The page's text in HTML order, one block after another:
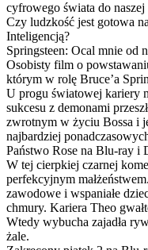
cyfrowego świata do
Czy ludzkość jest gotowa
Inteligencją?
Springsteen: Ocal mnie
Osobisty film o
którym w rolę Bruce’a
U progu światowej kariery
sukcesu z demonami
zwrotnym w życiu Bossa i
najbardziej
Państwo Rose na Blu-ray i
W tej cierpkiej czarnej
perfekcyjnym
zawodowe i wspaniałe
chmury. Kariera Theo
Wtedy wybucha zajadła
żale.